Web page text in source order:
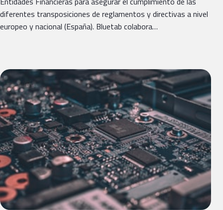
diferentes transposiciones de reglamentos y directivas a nivel
europeo y nacional (España). Bluetab colabora…